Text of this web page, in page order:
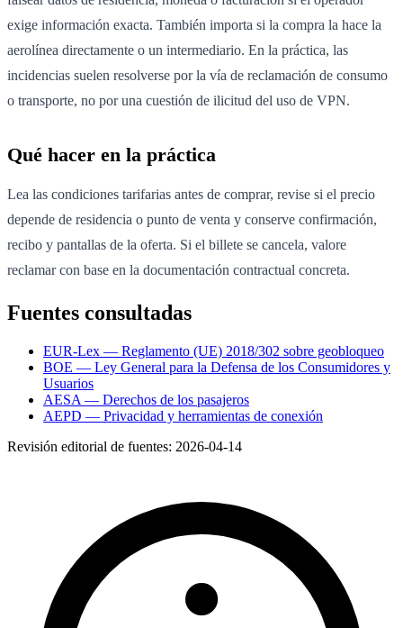
exige información exacta. También importa si la compra la hace la
aerolínea directamente o un intermediario. En la práctica, las
incidencias suelen resolverse por la vía de reclamación de consumo
o transporte, no por una cuestión de ilicitud del uso de VPN.
Qué hacer en la práctica
Lea las condiciones tarifarias antes de comprar, revise si el precio
depende de residencia o punto de venta y conserve confirmación,
recibo y pantallas de la oferta. Si el billete se cancela, valore
reclamar con base en la documentación contractual concreta.
Fuentes consultadas
EUR-Lex — Reglamento (UE) 2018/302 sobre geobloqueo
BOE — Ley General para la Defensa de los Consumidores y
Usuarios
AESA — Derechos de los pasajeros
AEPD — Privacidad y herramientas de conexión
Revisión editorial de fuentes: 2026-04-14